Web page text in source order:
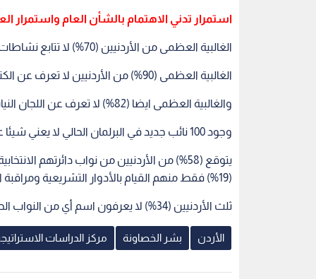
استمرار تدني الاهتمام بالشأن العام واستمرار
الغالبية العظمى من الأردنيين (70%) لا تتابع نشاطات مجلس النواب الحالي.
الغالبية العظمى (90%) من الأردنيين لا تعرف عن الكتل النيابية الموجودة في مجلس النواب الحالي.
والغالبية العظمى ايضا (82%) لا تعرف عن اللجان النيابية التي تم انتخابها في المجلس الحالي.
وجود 100 نائب جديد في البرلمان الحالي لا يعني شيئا على الاطلاق عندنصف الأردنيين تقريبا (47%).
يتوقع (58%) من الأردنيين من نواب دائرتهم
(19%) فقط منهم القيام بالأدوار التشريعية ومراقبة الحكومة.
ثلث الأردنيين (34%) لا يعرفون اسم أي من النواب الحاليين في مجلس النواب.
الأردن بشر الخصاونة مركز الدراسات